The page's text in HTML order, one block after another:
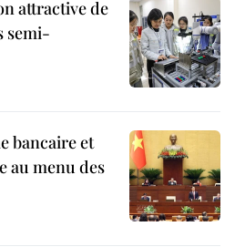
attractive de
semi-
bancaire et
au menu des